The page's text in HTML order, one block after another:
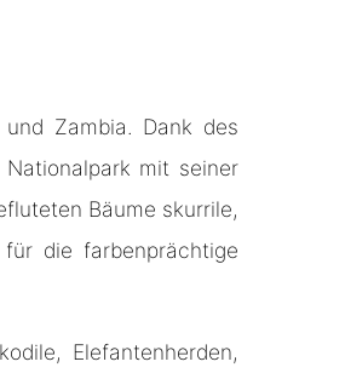
Zambia. Dank des
mit seiner
Bäume skurrile,
die farbenprächtige
Elefantenherden,